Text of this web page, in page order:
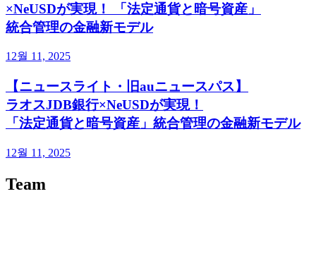
×NeUSDが実現！ 「法定通貨と暗号資産」
統合管理の金融新モデル
12월 11, 2025
【ニュースライト・旧auニュースパス】
ラオスJDB銀行×NeUSDが実現！
「法定通貨と暗号資産」統合管理の金融新モデル
12월 11, 2025
Team